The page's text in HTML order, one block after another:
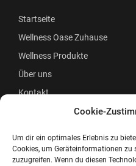
Cookie-
Um dir ein optimales Erlebnis zu
Cookies, um Geräteinformationen
zuzugreifen. Wenn du diesen
Startseite
Wellness Oase Zuhause
Wellness Produkte
Über uns
Kontakt